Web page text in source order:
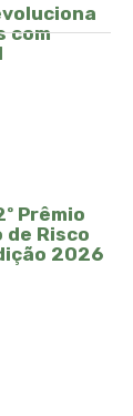
com
Prêmio
de Risco
2026